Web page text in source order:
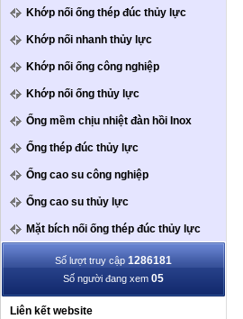
Khớp nối ống thép đúc thủy lực
Khớp nối nhanh thủy lực
Khớp nối ống công nghiệp
Khớp nối ống thủy lực
Ống mềm chịu nhiệt đàn hồi Inox
Ống thép đúc thủy lực
Ống cao su công nghiệp
Ống cao su thủy lực
Mặt bích nối ống thép đúc thủy lực
Số lượt truy cập 1286181
Số người đang xem 05
Liên kết website